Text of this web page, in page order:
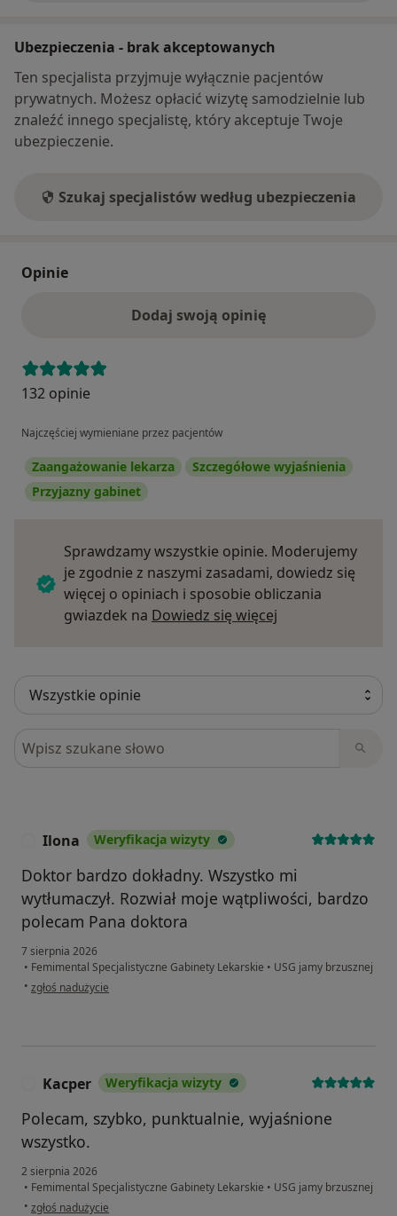
Ubezpieczenia - brak akceptowanych
Ten specjalista przyjmuje wyłącznie pacjentów
prywatnych. Możesz opłacić wizytę samodzielnie lub
znaleźć innego specjalistę, który akceptuje Twoje
ubezpieczenie.
Szukaj specjalistów według ubezpieczenia
Opinie
Dodaj swoją opinię
132 opinie
Najczęściej wymieniane przez pacjentów
Zaangażowanie lekarza
Szczegółowe wyjaśnienia
Przyjazny gabinet
Sprawdzamy wszystkie opinie. Moderujemy
je zgodnie z naszymi zasadami, dowiedz się
więcej o opiniach i sposobie obliczania
gwiazdek na Dowiedz się więcej
Szukaj w opiniach
Ilona Weryfikacja wizyty
Doktor bardzo dokładny. Wszystko mi
wytłumaczył. Rozwiał moje wątpliwości, bardzo
polecam Pana doktora
7 sierpnia 2026
• Femimental Specjalistyczne Gabinety Lekarskie • USG jamy brzusznej
• w opinii użytkownika Ilona
zgłoś nadużycie
Kacper Weryfikacja wizyty
Polecam, szybko, punktualnie, wyjaśnione
wszystko.
2 sierpnia 2026
• Femimental Specjalistyczne Gabinety Lekarskie • USG jamy brzusznej
• w opinii użytkownika Kacper
zgłoś nadużycie